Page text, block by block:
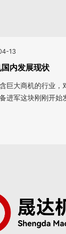
13
内发展现状
巨大商机的行业，
进军这块刚刚开始